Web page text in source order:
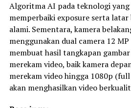
Algoritma AI pada teknologi
memperbaiki exposure serta
alami. Sementara, kamera
menggunakan dual camera 12
membuat hasil tangkapan
merekam video, baik kamera
merekam video hingga 1080p
akan menghasilkan video